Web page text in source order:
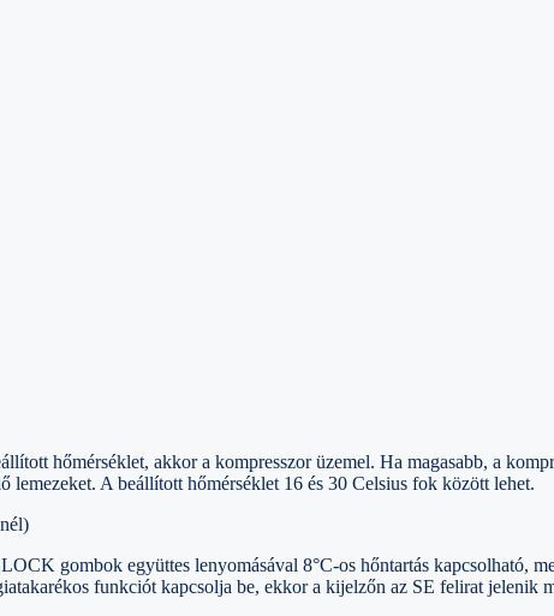
hőmérséklet, akkor a kompresszor üzemel. Ha magasabb, a
A beállított hőmérséklet 16 és 30 Celsius fok között lehet.
gombok együttes lenyomásával 8°C-os hőntartás kapcsolható,
funkciót kapcsolja be, ekkor a kijelzőn az SE felirat jelenik